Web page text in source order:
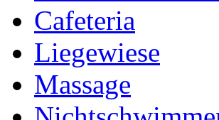
Cafeteria
Liegewiese
Massage